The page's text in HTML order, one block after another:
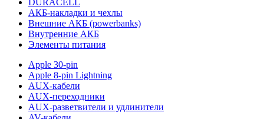
DURACELL
АКБ-накладки и чехлы
Внешние АКБ (powerbanks)
Внутренние АКБ
Элементы питания
Apple 30-pin
Apple 8-pin Lightning
AUX-кабели
AUX-переходники
AUX-разветвители и удлинители